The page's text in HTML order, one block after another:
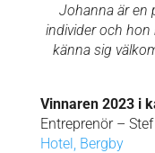
Johanna är en
individer och
känna sig
Vinnaren 2023 i
Entreprenör –
Hotel, Bergby